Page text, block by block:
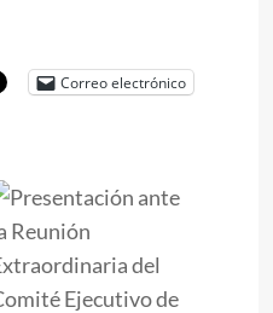
Correo electrónico